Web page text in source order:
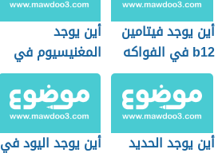
أين يوجد فيتامين
b12 في الفواكه
أين يوجد
المغنيسيوم في
الأعشاب
أين يوجد الحديد
أين يوجد اليود في